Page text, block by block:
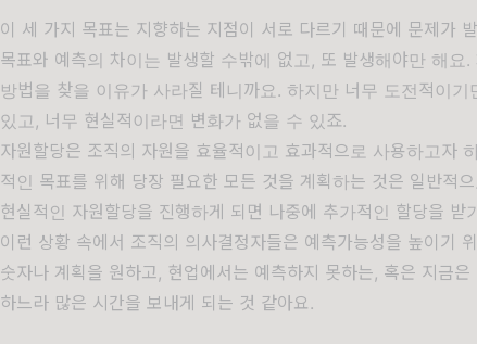
이 세 가지 목표는 지향하는 지점이 서로 다르기 때문에 문제가
목표와 예측의 차이는 발생할 수밖에 없고, 또 발생해야만 해요
방법을 찾을 이유가 사라질 테니까요. 하지만 너무 도전적이
있고, 너무 현실적이라면 변화가 없을 수 있죠.
자원할당은 조직의 자원을 효율적이고 효과적으로 사용하고자
적인 목표를 위해 당장 필요한 모든 것을 계획하는 것은 일반적
현실적인 자원할당을 진행하게 되면 나중에 추가적인 할당을 받
이런 상황 속에서 조직의 의사결정자들은 예측가능성을 높이기
숫자나 계획을 원하고, 현업에서는 예측하지 못하는, 혹은 지금
하느라 많은 시간을 보내게 되는 것 같아요.